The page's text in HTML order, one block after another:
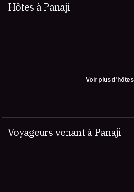
Hôtes à Panaji
Voir plus d'hôtes
Voyageurs venant à Panaji